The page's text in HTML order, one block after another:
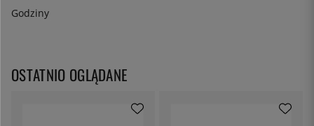
Godziny
OSTATNIO OGLĄDANE